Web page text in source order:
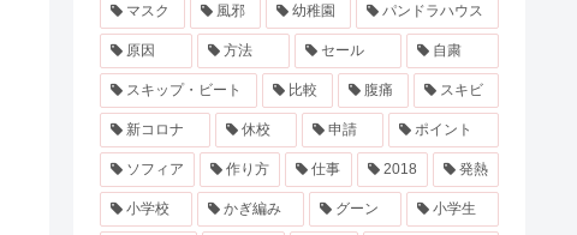
マスク 風邪 幼稚園 パンドラハウス
原因 方法 セール 自粛
スキップ・ビート 比較 腹痛 スキビ
新コロナ 休校 申請 ポイント
ソフィア 作り方 仕事 2018 発熱
小学校 かぎ編み グーン 小学生